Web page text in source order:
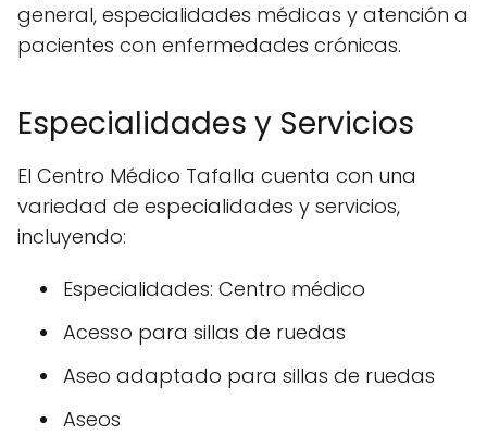
general, especialidades médicas y atención a
pacientes con enfermedades crónicas.
Especialidades y Servicios
El Centro Médico Tafalla cuenta con una
variedad de especialidades y servicios,
incluyendo:
Especialidades: Centro médico
Acesso para sillas de ruedas
Aseo adaptado para sillas de ruedas
Aseos